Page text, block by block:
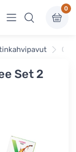
Näytä valikko
0
Set 2